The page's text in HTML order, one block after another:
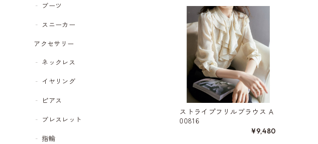
ブーツ
スニーカー
アクセサリー
ネックレス
イヤリング
ピアス
ブレスレット
指輪
ストライプフリルブラウス A
00816
¥9,480